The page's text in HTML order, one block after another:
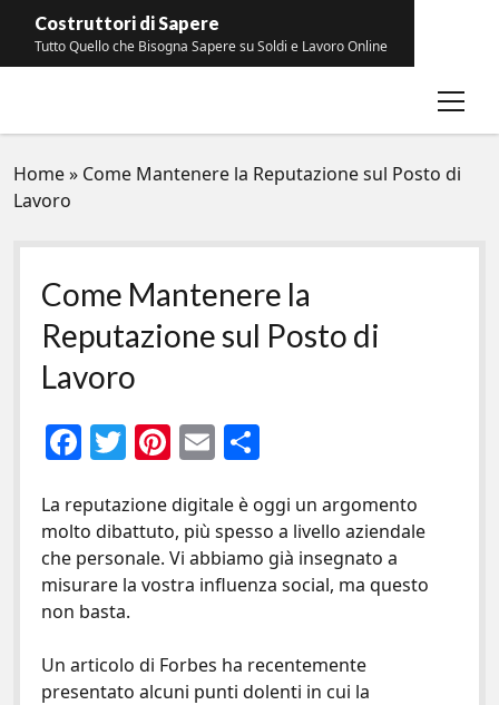
Costruttori di Sapere
Tutto Quello che Bisogna Sapere su Soldi e Lavoro Online
open
Home» Come Mantenere la Reputazione sul Posto di
Lavoro
Come Mantenere la
Reputazione sul Posto di
Lavoro
F
e
b
o
o
k
T
itt
er
Pi
er
es
t
E
ai
l
C
n
di
vi
La reputazione digitale è oggi un argomento
molto dibattuto, più spesso a livello aziendale
che personale. Vi abbiamo già insegnato a
misurare la vostra influenza social, ma questo
non basta.
Un articolo di Forbes ha recentemente
presentato alcuni punti dolenti in cui la